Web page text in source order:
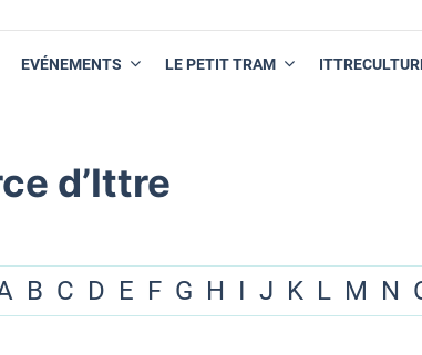
EVÉNEMENTS LE PETIT TRAM
d’Ittre
B C D E F G H I J K L M N